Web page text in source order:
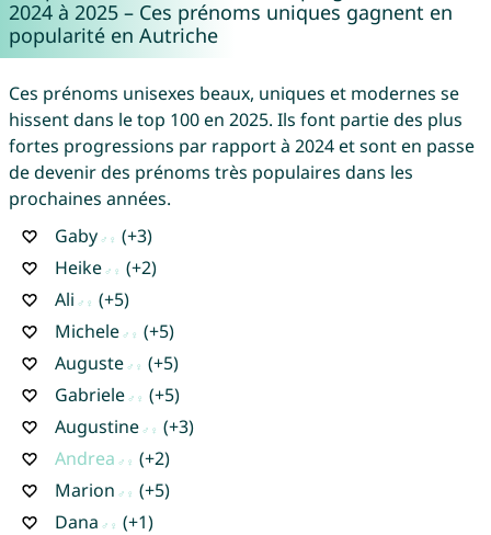
2024 à 2025 – Ces prénoms uniques gagnent en
popularité en Autriche
Ces prénoms unisexes beaux, uniques et modernes se
hissent dans le top 100 en 2025. Ils font partie des plus
fortes progressions par rapport à 2024 et sont en passe
de devenir des prénoms très populaires dans les
prochaines années.
Gaby
(+3)
Heike
(+2)
Ali
(+5)
Michele
(+5)
Auguste
(+5)
Gabriele
(+5)
Augustine
(+3)
Andrea
(+2)
Marion
(+5)
Dana
(+1)